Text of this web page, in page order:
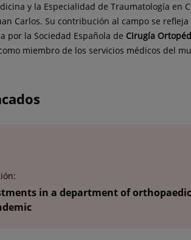
y la Especialidad de Traumatología en
Carlos. Su contribución al campo se
por la Sociedad Española de Cirugía
miembro de los servicios médicos del
in a department of